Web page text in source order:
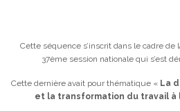
Cette séquence s’inscrit dans le cadre
37ème session nationale qui s’est
Cette dernière avait pour thématique « La
et la transformation du travail à